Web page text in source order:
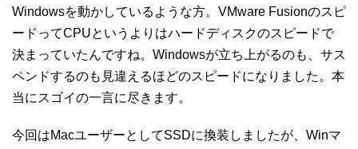
Windowsを動かしているような方。VMware Fusionのスピ
ードってCPUというよりはハードディスクのスピードで
決まっていたんですね。Windowsが立ち上がるのも、サス
ペンドするのも見違えるほどのスピードになりました。本
当にスゴイの一言に尽きます。
今回はMacユーザーとしてSSDに換装しましたが、Winマ